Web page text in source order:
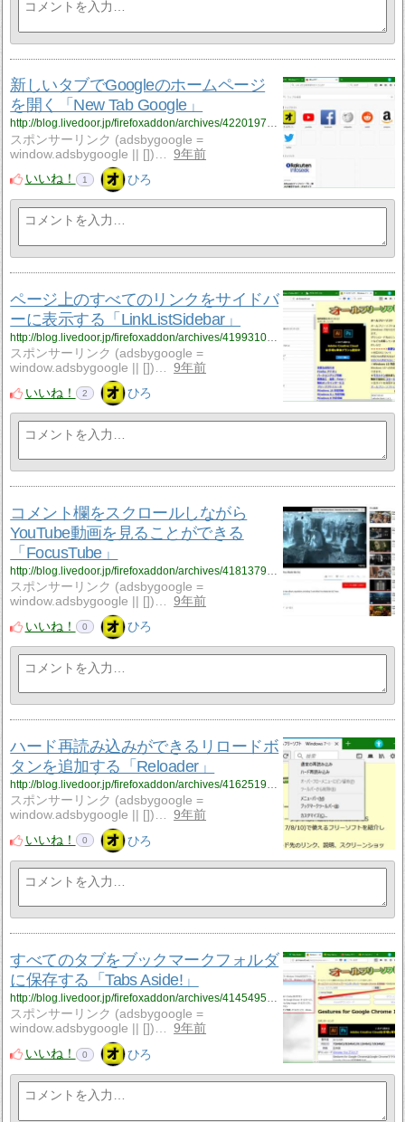
新しいタブでGoogleのホームページ
を開く「New Tab Google」
http://blog.livedoor.jp/firefoxaddon/archives/4220197.html
スポンサーリンク (adsbygoogle =
window.adsbygoogle || [])…
9年前
いいね！
1 ひろ
ページ上のすべてのリンクをサイドバ
ーに表示する「LinkListSidebar」
スポンサーリンク (adsbygoogle =
window.adsbygoogle || [])…
9年前
いいね！
2 ひろ
コメント欄をスクロールしながら
YouTube動画を見ることができる
「FocusTube」
スポンサーリンク (adsbygoogle =
window.adsbygoogle || [])…
9年前
いいね！
0 ひろ
ハード再読み込みができるリロードボ
タンを追加する「Reloader」
http://blog.livedoor.jp/firefoxaddon/archives/4162519.html
スポンサーリンク (adsbygoogle =
window.adsbygoogle || [])…
9年前
いいね！
0 ひろ
すべてのタブをブックマークフォルダ
に保存する「Tabs Aside!」
http://blog.livedoor.jp/firefoxaddon/archives/4145495.html
スポンサーリンク (adsbygoogle =
window.adsbygoogle || [])…
9年前
いいね！
0 ひろ